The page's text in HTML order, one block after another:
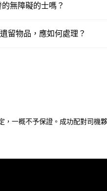
無障礙的士嗎？
留物品，應如何處理？
一概不予保證。成功配對司機